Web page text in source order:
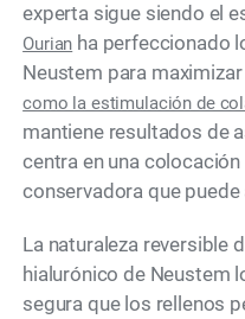
experta sigue siendo el
Ourian ha perfeccionado
Neustem para
como la estimulación de
mantiene resultados de
centra en una
conservadora que
La naturaleza reversible
hialurónico de Neustem
segura que los rellenos